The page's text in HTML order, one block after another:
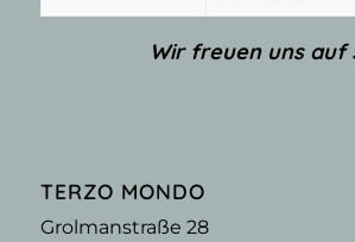
Wir freuen uns auf
TERZO MONDO
Grolmanstraße 28